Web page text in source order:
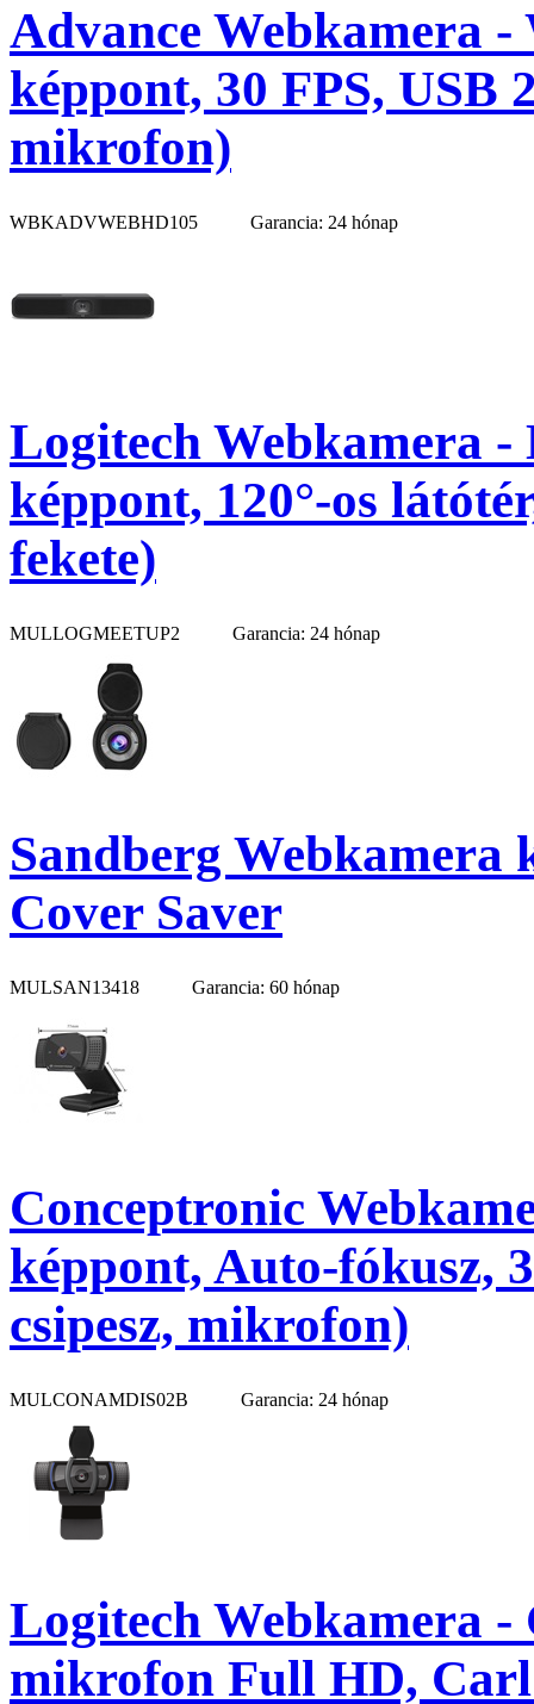
Advance Webkamera
képpont, 30 FPS, USB
mikrofon)
WBKADVWEBHD105 Garancia: 24 hónap
Logitech Webkamera -
képpont, 120°-os
fekete)
MULLOGMEETUP2 Garancia: 24 hónap
Sandberg Webkamera
Cover Saver
MULSAN13418 Garancia: 60 hónap
Conceptronic
képpont, Auto-fókusz,
csipesz, mikrofon)
MULCONAMDIS02B Garancia: 24 hónap
Logitech Webkamera -
mikrofon Full HD,